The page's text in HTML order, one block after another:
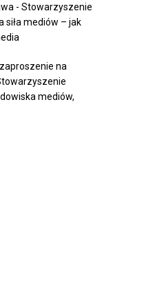
- Stowarzyszenie
siła mediów – jak
na
mediów,